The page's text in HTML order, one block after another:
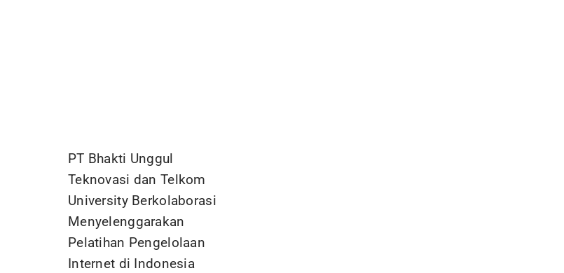
PT Bhakti Unggul
Teknovasi dan Telkom
University Berkolaborasi
Menyelenggarakan
Pelatihan Pengelolaan
Internet di Indonesia